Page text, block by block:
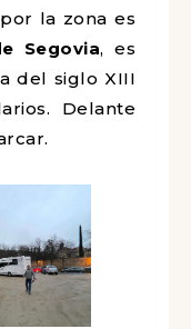
la zona es
Segovia, es
del siglo XIII
Delante